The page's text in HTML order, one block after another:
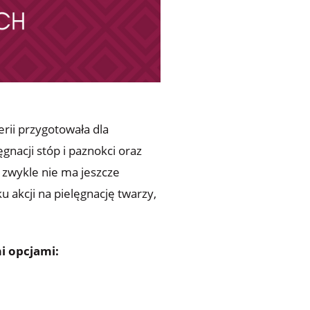
przygotowała dla
stóp i paznokci oraz
nie ma jeszcze
akcji na pielęgnację twarzy,
opcjami: